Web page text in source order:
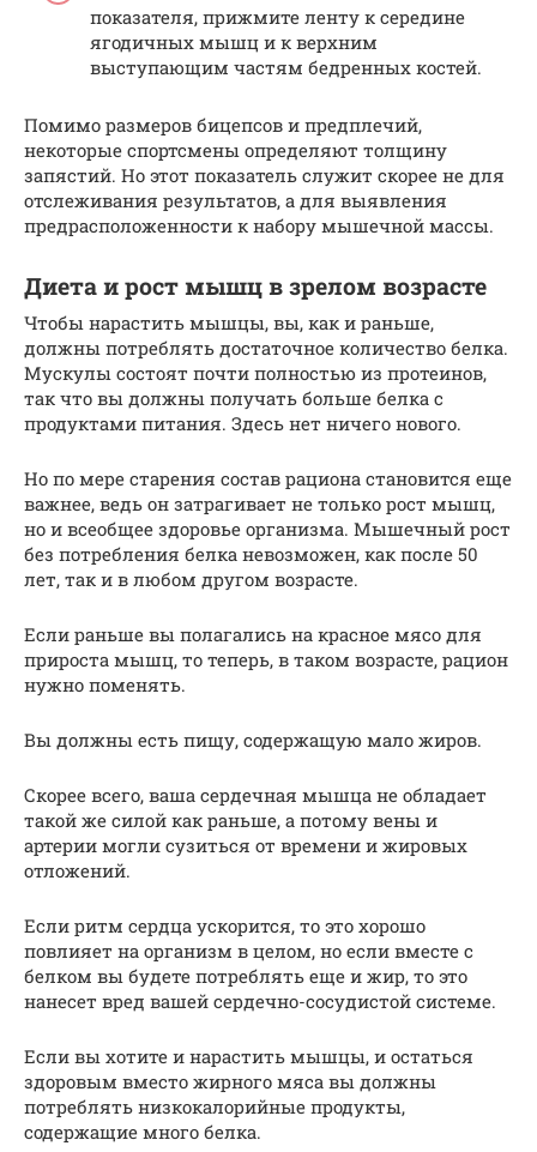
показателя, прижмите ленту к середине
ягодичных мышц и к верхним
выступающим частям бедренных костей.
Помимо размеров бицепсов и предплечий,
некоторые спортсмены определяют толщину
запястий. Но этот показатель служит скорее не для
отслеживания результатов, а для выявления
предрасположенности к набору мышечной массы.
Диета и рост мышц в зрелом возрасте
Чтобы нарастить мышцы, вы, как и раньше,
должны потреблять достаточное количество белка.
Мускулы состоят почти полностью из протеинов,
так что вы должны получать больше белка с
продуктами питания. Здесь нет ничего нового.
Но по мере старения состав рациона становится еще
важнее, ведь он затрагивает не только рост мышц,
но и всеобщее здоровье организма. Мышечный рост
без потребления белка невозможен, как после 50
лет, так и в любом другом возрасте.
Если раньше вы полагались на красное мясо для
прироста мышц, то теперь, в таком возрасте, рацион
нужно поменять.
Вы должны есть пищу, содержащую мало жиров.
Скорее всего, ваша сердечная мышца не обладает
такой же силой как раньше, а потому вены и
артерии могли сузиться от времени и жировых
отложений.
Если ритм сердца ускорится, то это хорошо
повлияет на организм в целом, но если вместе с
белком вы будете потреблять еще и жир, то это
нанесет вред вашей сердечно-сосудистой системе.
Если вы хотите и нарастить мышцы, и остаться
здоровым вместо жирного мяса вы должны
потреблять низкокалорийные продукты,
содержащие много белка.